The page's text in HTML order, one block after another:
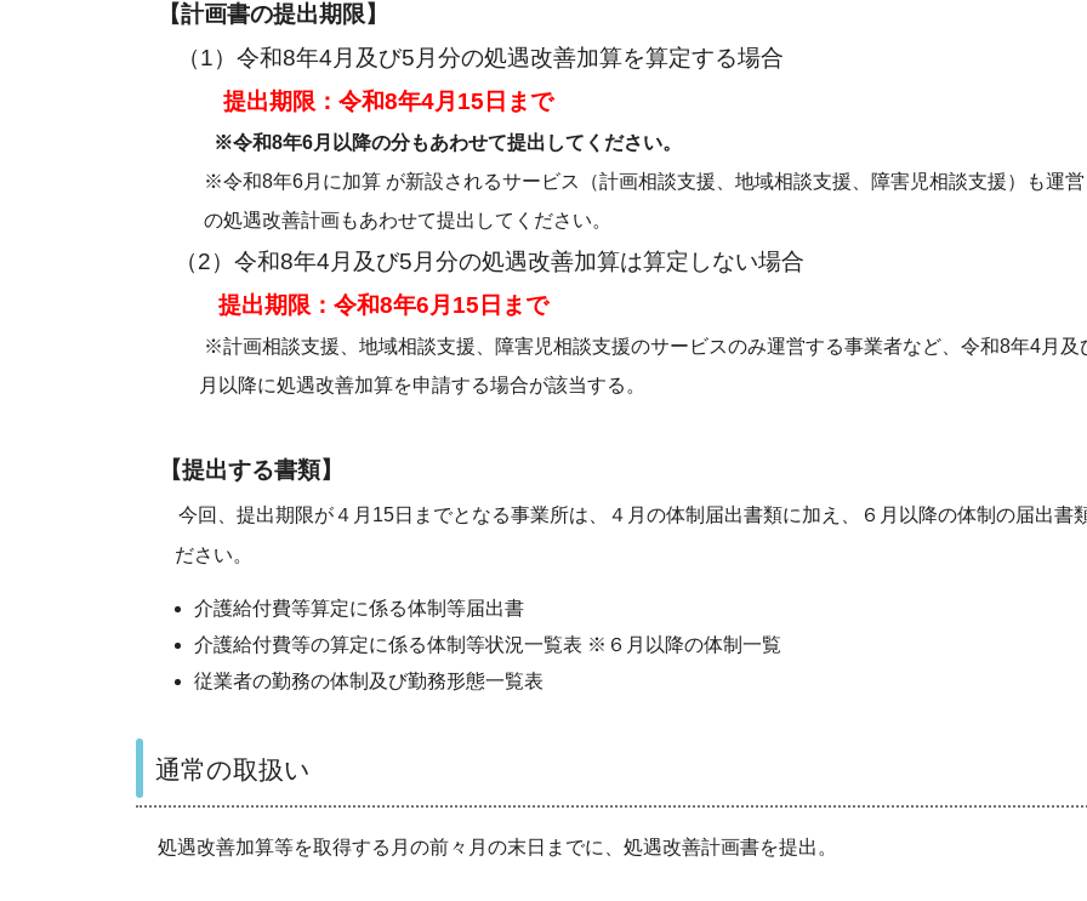
【計画書の提出期限】
（1）令和8年4月及び5月分の処遇改善加算を算定する場合
提出期限：令和8年4月15日まで
※令和8年6月以降の分もあわせて提出してください。
※令和8年6月に加算 が新設されるサービス（計画相談支援、地域相談支援、障害児相談支援）も運営
の処遇改善計画もあわせて提出してください。
（2）令和8年4月及び5月分の処遇改善加算は算定しない場合
提出期限：令和8年6月15日まで
※計画相談支援、地域相談支援、障害児相談支援のサービスのみ運営する事業者など、令和8年4月及
月以降に処遇改善加算を申請する場合が該当する。
【提出する書類】
今回、提出期限が４月15日までとなる事業所は、４月の体制届出書類に加え、６月以降の体制の届出書
ださい。
介護給付費等算定に係る体制等届出書
介護給付費等の算定に係る体制等状況一覧表 ※６月以降の体制一覧
従業者の勤務の体制及び勤務形態一覧表
通常の取扱い
処遇改善加算等を取得する月の前々月の末日までに、処遇改善計画書を提出。